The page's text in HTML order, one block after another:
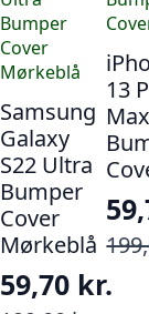
Samsung
Galaxy
S22 Ultra
Bumper
Cover
Mørkeblå
59,70 kr.
13
Max